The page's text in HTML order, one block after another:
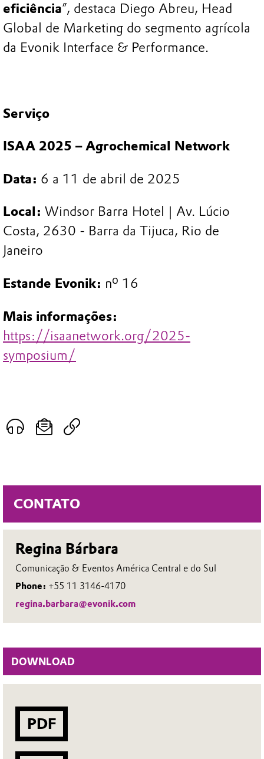
CONTATO
Regina Bárbara
Comunicação & Eventos América Central e do Sul
Phone: +55 11 3146-4170
regina.barbara@evonik.com
DOWNLOAD
PDF
eficiência”, destaca Diego Abreu, Head
Global de Marketing do segmento agrícola
da Evonik Interface & Performance.
Serviço
ISAA 2025 – Agrochemical Network
Data: 6 a 11 de abril de 2025
Local: Windsor Barra Hotel | Av. Lúcio
Costa, 2630 - Barra da Tijuca, Rio de
Janeiro
Estande Evonik: nº 16
Mais informações:
https://isaanetwork.org/2025-
symposium/